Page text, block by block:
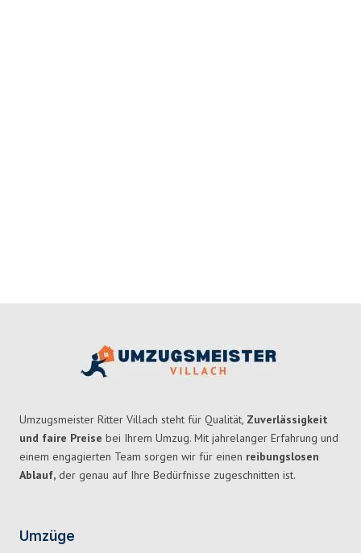
Umzugsmeister Ritter Villach steht für Qualität, Zuverlässigkeit
und faire Preise bei Ihrem Umzug. Mit jahrelanger Erfahrung und
einem engagierten Team sorgen wir für einen reibungslosen
Ablauf, der genau auf Ihre Bedürfnisse zugeschnitten ist.
Umzüge